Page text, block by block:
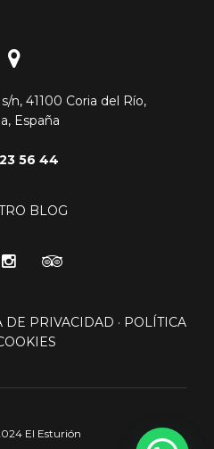
n, 41100 Coria del Río,
España
56 44
BLOG
DE PRIVACIDAD · POLÍTICA
El Esturión